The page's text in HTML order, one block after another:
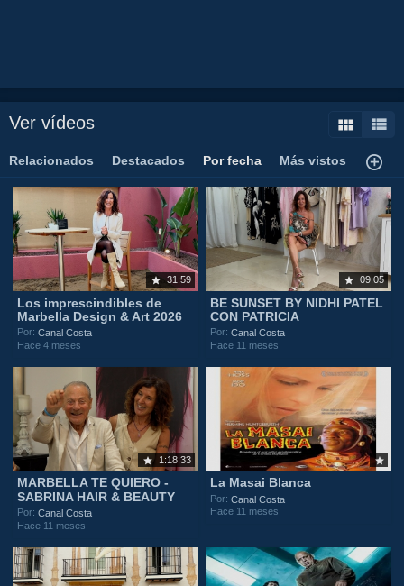
Ver vídeos
Relacionados Destacados Por fecha Más vistos
31:59
Los imprescindibles de
Marbella Design & Art 2026
Por:Canal Costa
Hace 4 meses
09:05
BE SUNSET BY NIDHI PATEL
CON PATRICIA
Por:Canal Costa
Hace 11 meses
1:18:33
MARBELLA TE QUIERO -
SABRINA HAIR & BEAUTY
Por:Canal Costa
Hace 11 meses
La Masai Blanca
Por:Canal Costa
Hace 11 meses